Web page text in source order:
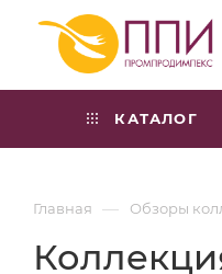
КАТАЛОГ
Главная — Обзоры